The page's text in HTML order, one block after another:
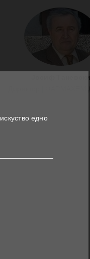
Јосиф Таневски
едно